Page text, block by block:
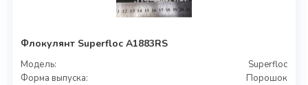
Флокулянт Superfloc A1883RS
Модель:
Superfloc
Форма выпуска:
Порошок